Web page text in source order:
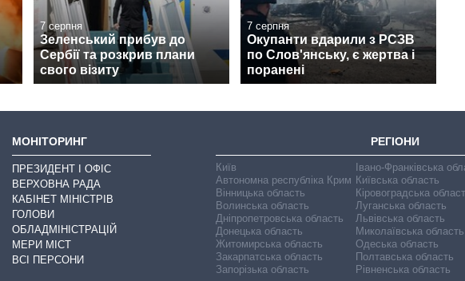
7 серпня
Зеленський прибув до
Сербії та розкрив плани
свого візиту
7 серпня
Окупанти вдарили з РСЗВ
по Слов'янську, є жертва і
поранені
МОНІТОРИНГ
ПРЕЗИДЕНТ І ОФІС
ВЕРХОВНА РАДА
КАБІНЕТ МІНІСТРІВ
ГОЛОВИ
ОБЛАДМІНІСТРАЦІЙ
МЕРИ МІСТ
ВСІ ПЕРСОНИ
РЕГІОНИ
Київ
Автономна республіка Крим
Вінницька область
Волинська область
Дніпропетровська область
Донецька область
Житомирська область
Закарпатська область
Запорізька область
Івано-Франківська
Київська область
Кіровоградська
Луганська область
Львівська область
Миколаївська область
Одеська область
Полтавська область
Рівненська область